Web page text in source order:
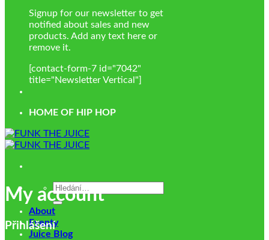
Signup for our newsletter to get
notified about sales and new
products. Add any text here or
remove it.
[contact-form-7 id="7042"
title="Newsletter Vertical"]
HOME OF HIP HOP
Hledat:
About
Eventy
Juice Blog
My account
Přihlášení